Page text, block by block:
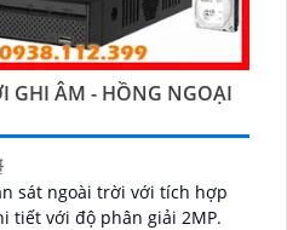
GHI ÂM - HỒNG NGOẠI
sát ngoài trời với tích hợp
tiết với độ phân giải 2MP.